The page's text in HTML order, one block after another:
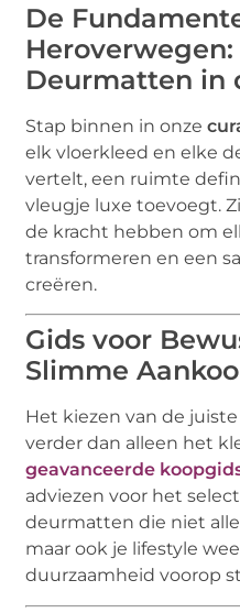
De
Deurmatten in
Stap binnen in onze
elk vloerkleed en elke
vertelt, een ruimte
vleugje luxe toevoegt.
de kracht hebben om
transformeren en een
creëren.
Gids voor
Slimme
Het kiezen van de
verder dan alleen het
geavanceerde
adviezen voor het
deurmatten die niet
maar ook je lifestyle
duurzaamheid voorop